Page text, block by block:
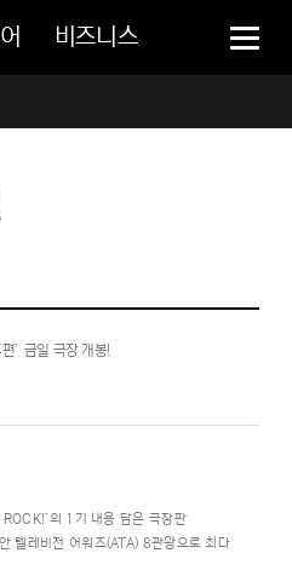
비즈니스
’ 금일 극장 개봉!
의 1기 내용 담은 극장판
텔레비전 어워즈(ATA) 8관왕으로 최다